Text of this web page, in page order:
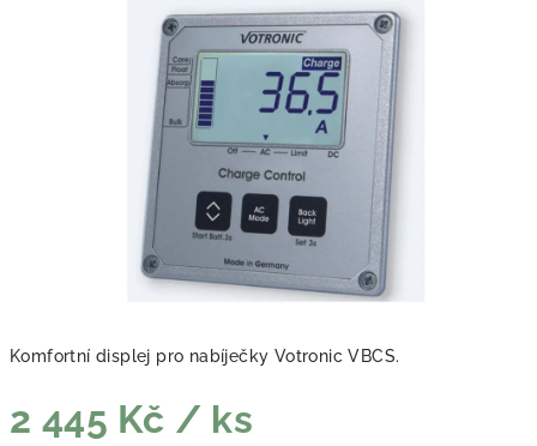
Komfortní displej pro nabíječky Votronic VBCS.
2 445 Kč / ks